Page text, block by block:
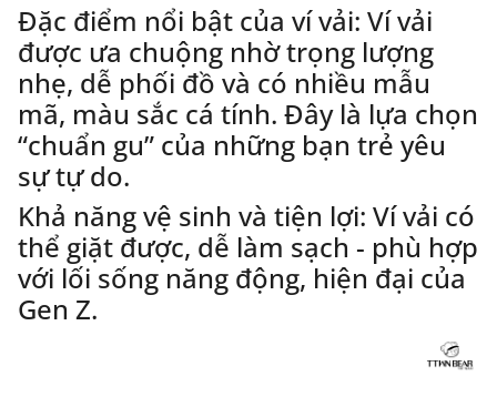
Đặc điểm nổi bật của ví vải: Ví vải
được ưa chuộng nhờ trọng lượng
nhẹ, dễ phối đồ và có nhiều mẫu
mã, màu sắc cá tính. Đây là lựa chọn
“chuẩn gu” của những bạn trẻ yêu
sự tự do.
Khả năng vệ sinh và tiện lợi: Ví vải có
thể giặt được, dễ làm sạch - phù hợp
với lối sống năng động, hiện đại của
Gen Z.